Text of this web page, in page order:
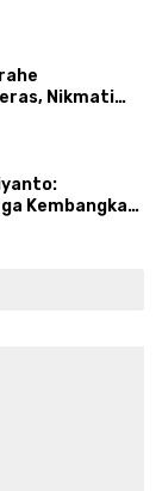
Nikmati
Kembangkan